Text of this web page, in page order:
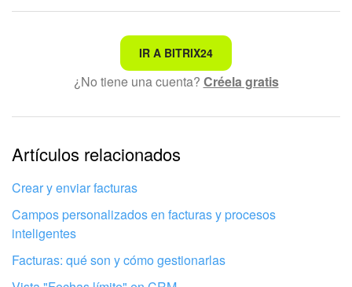
No es lo que estoy buscando
Texto complicado e incomprensible
La información está desactualizada
La explicación es demasiado corta. Necesito más
información
No me gusta cómo funciona esta herramienta
IR A BITRIX24
¿No tiene una cuenta? Créela gratis
Artículos relacionados
Crear y enviar facturas
Campos personalizados en facturas y procesos
inteligentes
Facturas: qué son y cómo gestionarlas